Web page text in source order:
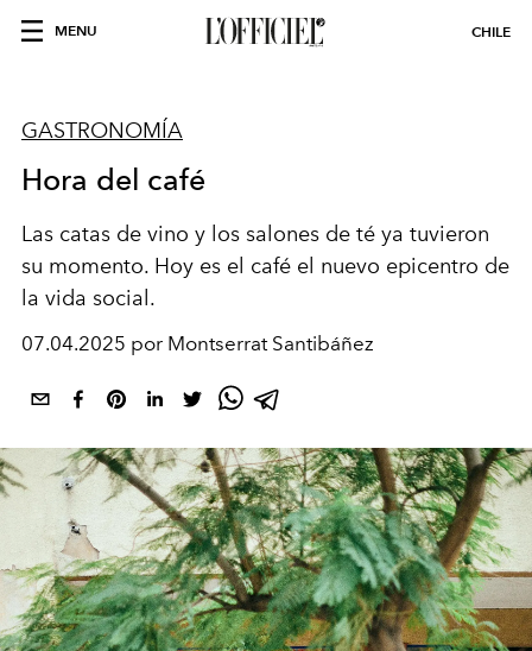
MENU CHILE
GASTRONOMÍA
Hora del café
Las catas de vino y los salones de té ya tuvieron
su momento. Hoy es el café el nuevo epicentro de
la vida social.
07.04.2025 por Montserrat Santibáñez